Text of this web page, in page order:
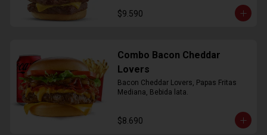
$9.590
Combo Bacon Cheddar
Lovers
Bacon Cheddar Lovers, Papas Fritas
Mediana, Bebida lata.
$8.690